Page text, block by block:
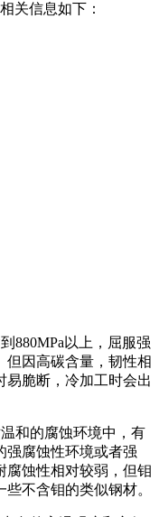
关信息如下：
880MPa以上，屈服强
但因高碳含量，韧性相
易脆断，冷加工时会出
和的腐蚀环境中，有
强腐蚀性环境或者强
腐蚀性相对较弱，但钼
不含钼的类似钢材。